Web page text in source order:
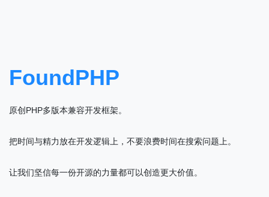
FoundPHP
原创PHP多版本兼容开发框架。
把时间与精力放在开发逻辑上，不要浪费时间在搜索问题上。
让我们坚信每一份开源的力量都可以创造更大价值。